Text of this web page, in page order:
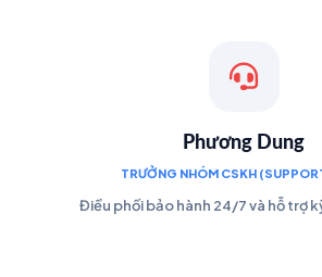
Phương Dung
TRƯỞNG NHÓM CSKH
Điều phối bảo hành 24/7 và hỗ trợ